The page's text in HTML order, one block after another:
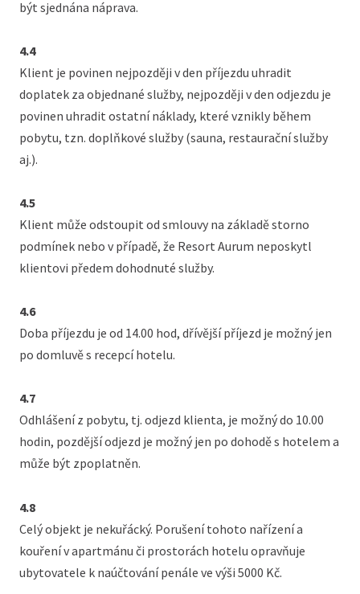
být sjednána náprava.
4.4
Klient je povinen nejpozději v den příjezdu uhradit
doplatek za objednané služby, nejpozději v den odjezdu je
povinen uhradit ostatní náklady, které vznikly během
pobytu, tzn. doplňkové služby (sauna, restaurační služby
aj.).
4.5
Klient může odstoupit od smlouvy na základě storno
podmínek nebo v případě, že Resort Aurum neposkytl
klientovi předem dohodnuté služby.
4.6
Doba příjezdu je od 14.00 hod, dřívější příjezd je možný jen
po domluvě s recepcí hotelu.
4.7
Odhlášení z pobytu, tj. odjezd klienta, je možný do 10.00
hodin, pozdější odjezd je možný jen po dohodě s hotelem a
může být zpoplatněn.
4.8
Celý objekt je nekuřácký. Porušení tohoto nařízení a
kouření v apartmánu či prostorách hotelu opravňuje
ubytovatele k naúčtování penále ve výši 5000 Kč.